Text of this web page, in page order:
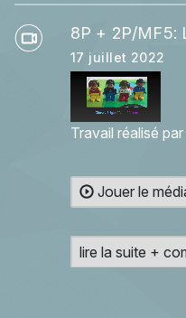
8P + 2P/MF5:
17 juillet 2022
Travail réalisé
Jouer le
lire la suite +